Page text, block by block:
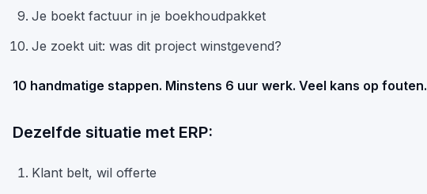
Je boekt factuur in je boekhoudpakket
Je zoekt uit: was dit project winstgevend?
10 handmatige stappen. Minstens 6 uur werk. Veel kans op fouten.
Dezelfde situatie met ERP:
Klant belt, wil offerte